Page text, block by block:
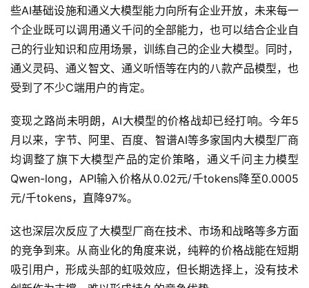
目前看来，阿里似乎是在ToB和ToC的商业化道路上同时摸
索前行。2023年4月，阿里巴巴宣布所有产品未来将接入
“通义千问”大模型，进行全面改造。而在企业赋能上，阿里
云把从飞天云操作系统、芯片到智算平台的“AI+云计算”这
些AI基础设施和通义大模型能力向所有企业开放，未来每一
个企业既可以调用通义千问的全部能力，也可以结合企业自
己的行业知识和应用场景，训练自己的企业大模型。同时，
通义灵码、通义智文、通义听悟等在内的八款产品模型，也
受到了不少C端用户的肯定。
变现之路尚未明朗，AI大模型的价格战却已经打响。今年5
月以来，字节、阿里、百度、智谱AI等多家国内大模型厂商
均调整了旗下大模型产品的定价策略，通义千问主力模型
Qwen-long，API输入价格从0.02元/千tokens降至0.0005